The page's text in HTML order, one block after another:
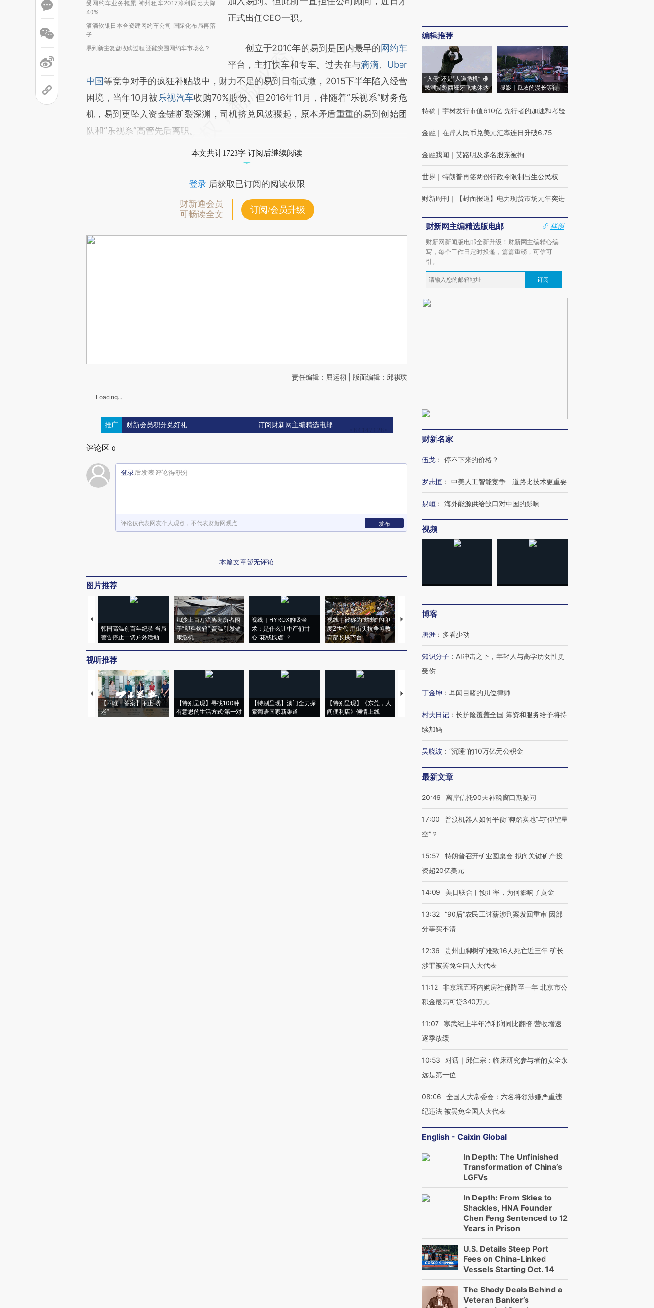
受网约车业务拖累 神州租车2017净利同比大降
40%
滴滴软银日本合资建网约车公司 国际化布局再落
子
易到新主复盘收购过程 还能突围网约车市场么？
正式出任CEO一职。
创立于2010年的易到是国内最早的 网约车
平台，主打快车和专车。过去在与滴滴、 Uber
中国等竞争对手的疯狂补贴战中，财力不足的易到日渐式微，2015下半年陷入经营
困境，当年10月被乐视汽车收购70%股份。但2016年11月，伴随着“乐视系”财务危
机，易到更坠入资金链断裂深渊，司机挤兑风波骤起，原本矛盾重重的易到创始团
队和“乐视系”高管先后离职。
本文共计1723字 订阅后继续阅读
登录后获取已订阅的阅读权限
财新通会员
可畅读全文
订阅/会员升级
责任编辑：屈运栩 | 版面编辑：邱祺璞
Loading...
推广 财新会员积分兑好礼 订阅财新网主编精选电邮
评论区 0
登录后发表评论得积分
评论仅代表网友个人观点，不代表财新网观点 发布
本篇文章暂无评论
图片推荐
韩国高温创百年纪录 当局
警告停止一切户外活动
加沙上百万流离失所者困
于“塑料烤箱” 高温引发健
康危机
视线｜HYROX的吸金
术：是什么让中产们甘
心“花钱找虐”？
视线｜被称为“蟑螂”的印
度Z世代 用街头抗争将教
育部长拱下台
视线｜“入侵”还是“人道危
飞地休达
视听推荐
【不唯一答案】不止“养
老”
【特别呈现】寻找100种
有意思的生活方式·第一对
【特别呈现】澳门全力探
索葡语国家新渠道
【特别呈现】《东莞，人
间便利店》倾情上线
【推广】走进第四届链博
会，让数智科技“链”接产
【特别呈现】寻找100种
有意思的生活方式·第三对
CFO：不靠规模取胜，华
住三大增长引擎是什么？
编辑推荐
“入侵”还是“人道危机” 难
民潮撕裂西班牙飞地休达
显影｜瓜农的漫长等待
特稿 ｜ 宇树发行市值610亿 先行者的加速和考验
金融 ｜ 在岸人民币兑美元汇率连日升破6.75
金融我闻 ｜ 艾路明及多名股东被拘
世界 ｜ 特朗普再签两份行政令限制出生公民权
财新周刊 ｜ 【封面报道】电力现货市场元年突进
财新网主编精选版电邮
样例
财新网新闻版电邮全新升级！财新网主编精心编
写，每个工作日定时投递，篇篇重磅，可信可
引。
订阅
财新名家
伍戈 ： 停不下来的价格？
罗志恒 ： 中美人工智能竞争：道路比技术更重要
易峘 ： 海外能源供给缺口对中国的影响
视频
博客
唐涯 ： 多看少动
知识分子 ： AI冲击之下，年轻人与高学历女性更
受伤
丁金坤 ： 耳闻目睹的几位律师
村夫日记 ： 长护险覆盖全国 筹资和服务给予将持
续加码
吴晓波 ： “沉睡”的10万亿元公积金
最新文章
20:46 离岸信托90天补税窗口期疑问
17:00
普渡机器人如何平衡“脚踏实地”与“仰望星
空”？
15:57 特朗普召开矿业圆桌会 拟向关键矿产投
资超20亿美元
14:09 美日联合干预汇率，为何影响了黄金
13:32 “90后”农民工讨薪涉刑案发回重审 因部
分事实不清
12:36
贵州山脚树矿难致16人死亡近三年 矿长
涉罪被罢免全国人大代表
11:12 非京籍五环内购房社保降至一年 北京市公
积金最高可贷340万元
11:07
寒武纪上半年净利润同比翻倍 营收增速
逐季放缓
10:53
对话｜邱仁宗：临床研究参与者的安全永
远是第一位
08:06
全国人大常委会：六名将领涉嫌严重违
纪违法 被罢免全国人大代表
English - Caixin Global
In Depth: The Unfinished
Transformation of China’s
LGFVs
In Depth: From Skies to
Shackles, HNA Founder
Chen Feng Sentenced to 12
Years in Prison
U.S. Details Steep Port
Fees on China-Linked
Vessels Starting Oct. 14
The Shady Deals Behind a
Veteran Banker’s